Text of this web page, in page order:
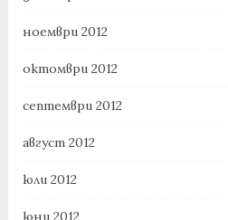
ноември 2012
октомври 2012
септември 2012
август 2012
юли 2012
юни 2012